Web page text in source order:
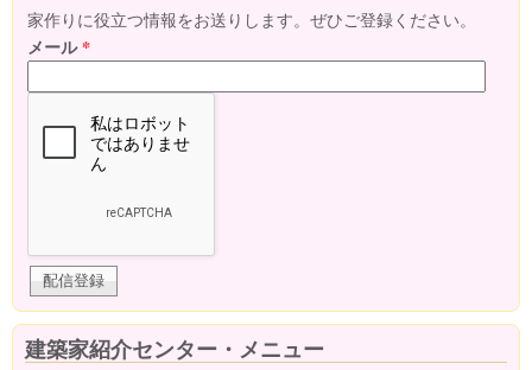
家作りに役立つ情報をお送りします。ぜひご登録ください。
メール*
建築家紹介センター・メニュー